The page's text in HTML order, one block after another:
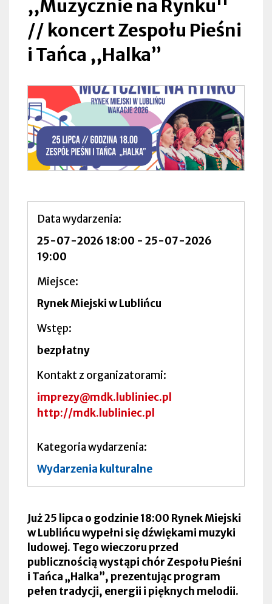
Lubliniec
,,Muzycznie na Rynku''
// koncert Zespołu Pieśni
i Tańca ,,Halka”
Data wydarzenia
25-07-2026 18:00 - 25-07-2026
19:00
Miejsce
Rynek Miejski w Lublińcu
Wstęp
bezpłatny
Kontakt z organizatorami
imprezy@mdk.lubliniec.pl
http://mdk.lubliniec.pl
Kategoria wydarzenia
Wydarzenia kulturalne
Już 25 lipca o godzinie 18:00 Rynek Miejski
w Lublińcu wypełni się dźwiękami muzyki
ludowej. Tego wieczoru przed
publicznością wystąpi chór Zespołu Pieśni
i Tańca „Halka”, prezentując program
pełen tradycji, energii i pięknych melodii.